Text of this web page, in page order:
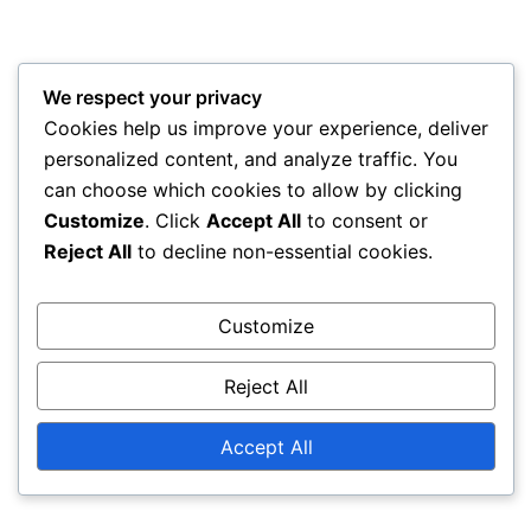
We respect your privacy
Cookies help us improve your experience, deliver
personalized content, and analyze traffic. You
can choose which cookies to allow by clicking
Customize. Click Accept All to consent or
Reject All to decline non-essential cookies.
Customize
Reject All
Accept All